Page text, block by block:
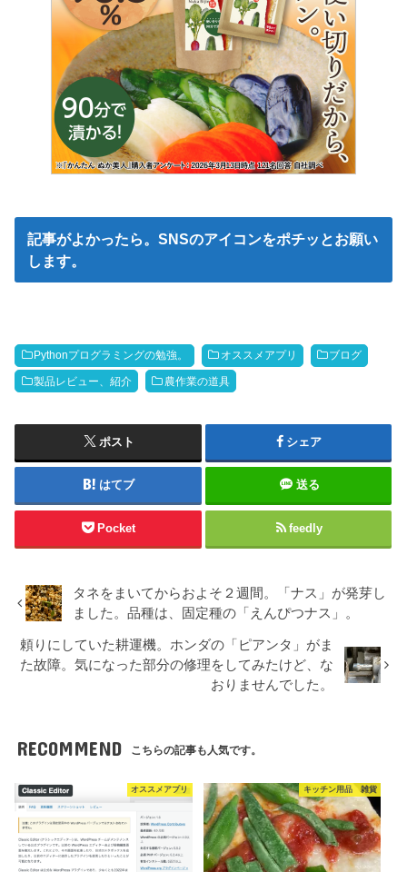
記事がよかったら。SNSのアイコンをポチッとお願い
します。
Pythonプログラミングの勉強。 オススメアプリ ブログ
製品レビュー、紹介 農作業の道具
ポスト シェア
はてブ 送る
Pocket feedly
タネをまいてからおよそ２週間。「ナス」が発芽し
ました。品種は、固定種の「えんぴつナス」。
頼りにしていた耕運機。ホンダの「ピアンタ」がま
た故障。気になった部分の修理をしてみたけど、な
おりませんでした。
RECOMMEND こちらの記事も人気です。
オススメアプリ キッチン用品 雑貨